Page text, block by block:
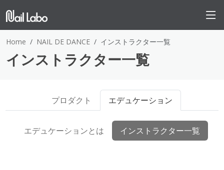
Home NAIL DE DANCE インストラクター一覧
インストラクター一覧
プロダクト エデュケーション
エデュケーションとは インストラクター一覧